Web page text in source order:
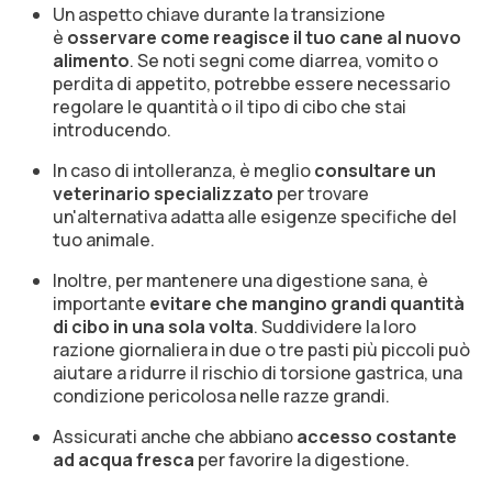
Un aspetto chiave durante la transizione
è osservare come reagisce il tuo cane al nuovo
alimento. Se noti segni come diarrea, vomito o
perdita di appetito, potrebbe essere necessario
regolare le quantità o il tipo di cibo che stai
introducendo.
In caso di intolleranza, è meglioconsultare un
veterinario specializzato per trovare
un'alternativa adatta alle esigenze specifiche del
tuo animale.
Inoltre, per mantenere una digestione sana, è
importante evitare che mangino grandi quantità
di cibo in una sola volta. Suddividere la loro
razione giornaliera in due o tre pasti più piccoli può
aiutare a ridurre il rischio di torsione gastrica, una
condizione pericolosa nelle razze grandi.
Assicurati anche che abbianoaccesso costante
ad acqua fresca per favorire la digestione.